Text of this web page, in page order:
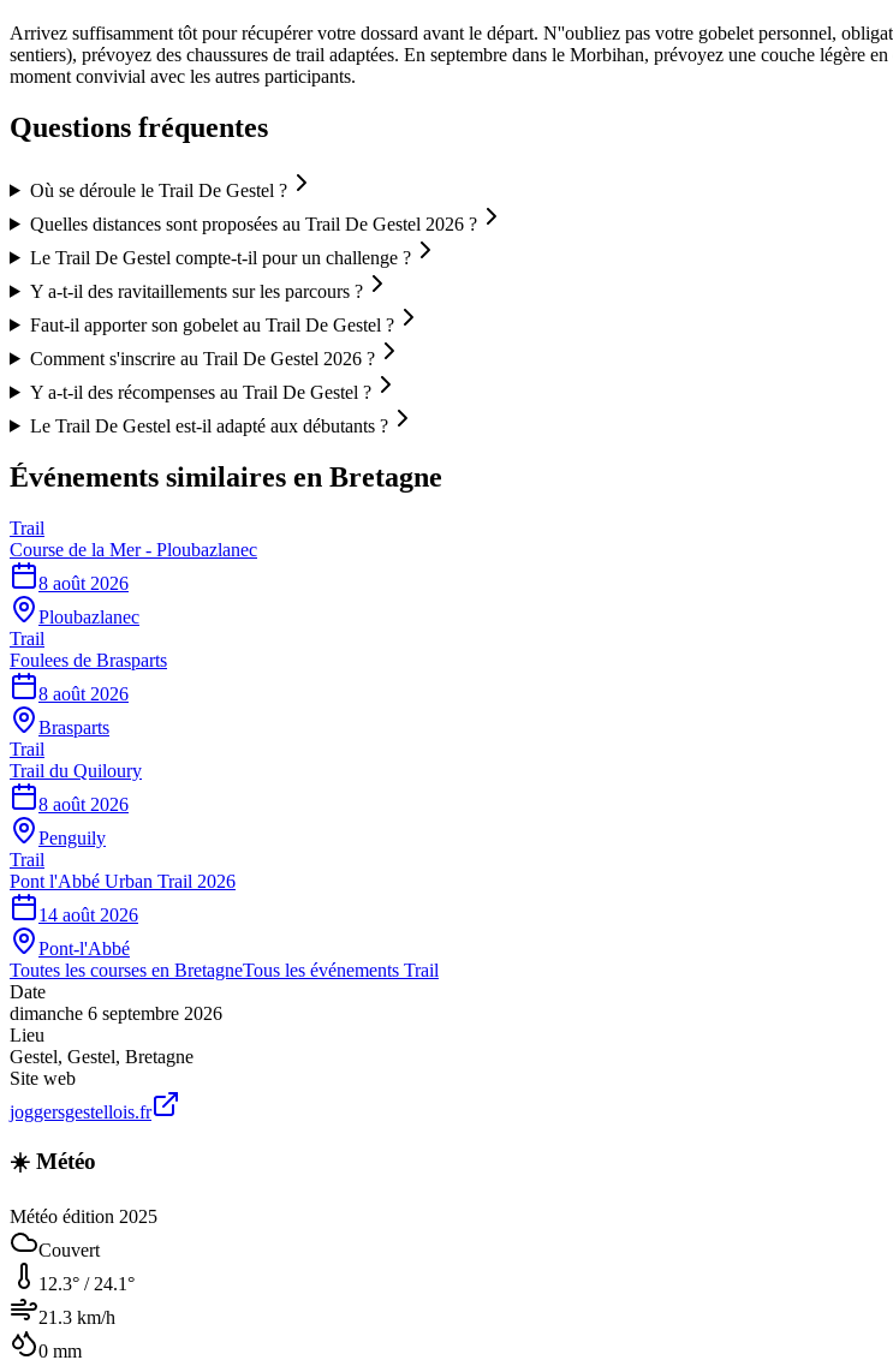
Arrivez suffisamment tôt pour récupérer votre dossard avant le départ. N''oubliez pas votre gobelet personnel,
sentiers), prévoyez des chaussures de trail adaptées. En septembre dans le Morbihan, prévoyez une couche légère
moment convivial avec les autres participants.
Questions fréquentes
Où se déroule le Trail De Gestel ?
Quelles distances sont proposées au Trail De Gestel 2026 ?
Le Trail De Gestel compte-t-il pour un challenge ?
Y a-t-il des ravitaillements sur les parcours ?
Faut-il apporter son gobelet au Trail De Gestel ?
Comment s'inscrire au Trail De Gestel 2026 ?
Y a-t-il des récompenses au Trail De Gestel ?
Le Trail De Gestel est-il adapté aux débutants ?
Événements similaires en Bretagne
Trail
Course de la Mer - Ploubazlanec
8 août 2026
Ploubazlanec
Trail
Foulees de Brasparts
8 août 2026
Brasparts
Trail
Trail du Quiloury
8 août 2026
Penguily
Trail
Pont l'Abbé Urban Trail 2026
14 août 2026
Pont-l'Abbé
Toutes les courses en BretagneTous les événements Trail
Date
dimanche 6 septembre 2026
Lieu
Gestel, Gestel, Bretagne
Site web
joggersgestellois.fr
☀️ Météo
Météo édition 2025
Couvert
12.3° / 24.1°
21.3 km/h
0 mm